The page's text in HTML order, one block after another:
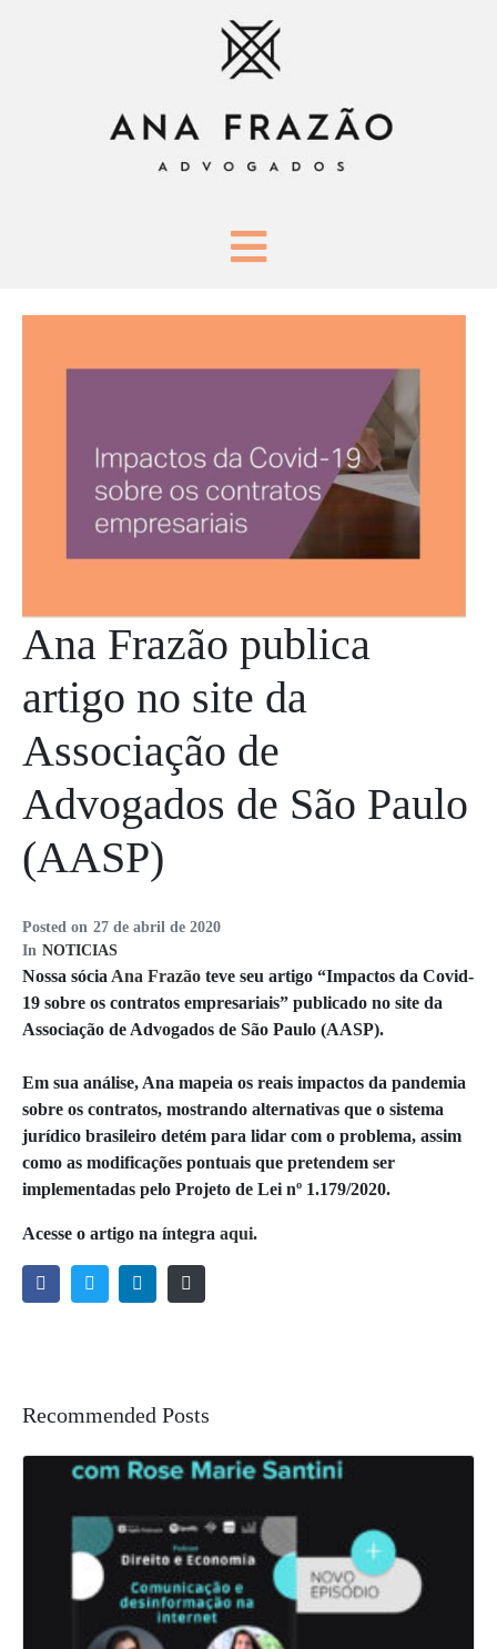
Posted on 27 de abril de 2020
In NOTICIAS
Ana Frazão publica
artigo no site da
Associação de
Advogados de São Paulo
(AASP)
Nossa sócia Ana Frazão teve seu artigo “Impactos da Covid-
19 sobre os contratos empresariais” publicado no site da
Associação de Advogados de São Paulo (AASP).
Em sua análise, Ana mapeia os reais impactos da pandemia
sobre os contratos, mostrando alternativas que o sistema
jurídico brasileiro detém para lidar com o problema, assim
como as modificações pontuais que pretendem ser
implementadas pelo Projeto de Lei nº 1.179/2020.
Acesse o artigo na íntegra aqui.
Recommended Posts